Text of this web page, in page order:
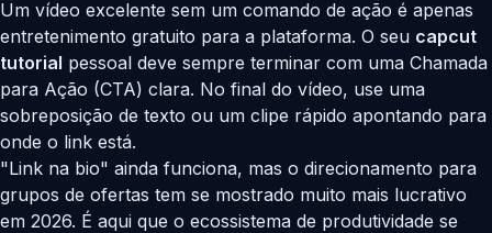
Um vídeo excelente sem um comando de ação é apenas
entretenimento gratuito para a plataforma. O seu capcut
tutorial pessoal deve sempre terminar com uma Chamada
para Ação (CTA) clara. No final do vídeo, use uma
sobreposição de texto ou um clipe rápido apontando para
onde o link está.
"Link na bio" ainda funciona, mas o direcionamento para
grupos de ofertas tem se mostrado muito mais lucrativo
em 2026. É aqui que o ecossistema de produtividade se